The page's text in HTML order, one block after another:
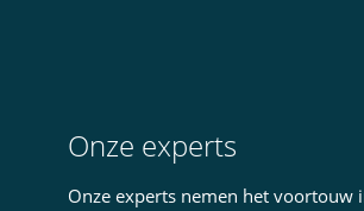
Onze experts
Onze experts nemen het voortouw